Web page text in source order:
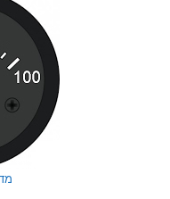
מדי קרינה